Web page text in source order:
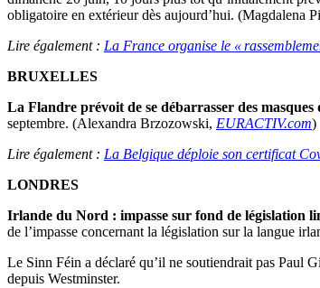
obligatoire en extérieur dès aujourd’hui. (Magdalena
Lire également : La France organise le «
BRUXELLES
La Flandre prévoit de se débarrasser des masques
septembre. (Alexandra Brzozowski, EURACTIV.com)
Lire également : La Belgique déploie son certificat
LONDRES
Irlande du Nord : impasse sur fond de législation
de l’impasse concernant la législation sur la langue
Le Sinn Féin a déclaré qu’il ne soutiendrait pas Paul
depuis Westminster.